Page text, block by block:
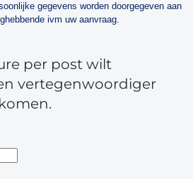
gegevens worden doorgegeven aan
ivm uw aanvraag.
per post wilt
vertegenwoordiger